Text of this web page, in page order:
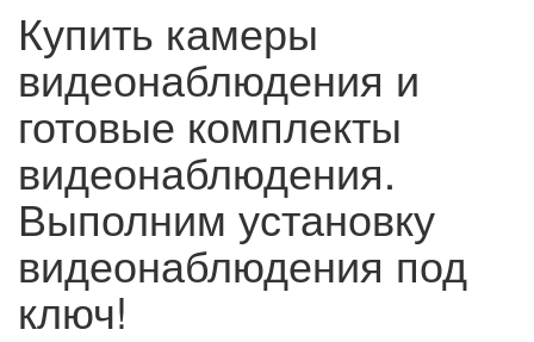
Купить камеры
видеонаблюдения и
готовые комплекты
видеонаблюдения.
Выполним установку
видеонаблюдения под
ключ!